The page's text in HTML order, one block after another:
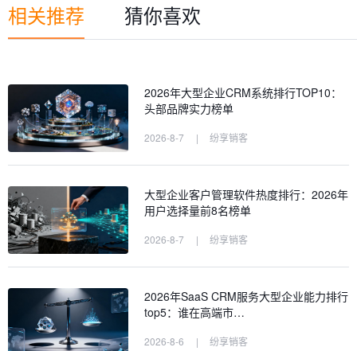
相关推荐 猜你喜欢
2026年大型企业CRM系统排行TOP10：
头部品牌实力榜单
2026-8-7 | 纷享销客
大型企业客户管理软件热度排行：2026年
用户选择量前8名榜单
2026-8-7 | 纷享销客
2026年SaaS CRM服务大型企业能力排行
top5：谁在高端市…
2026-8-6 | 纷享销客